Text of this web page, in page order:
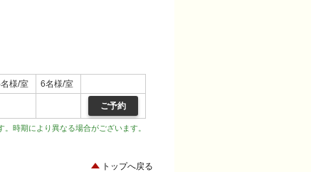
様/室 6名様/室
ご予約
時期により異なる場合がございます。
トップへ戻る